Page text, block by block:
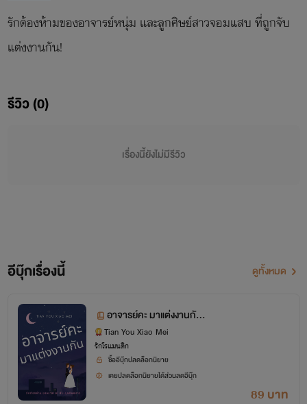
รักต้องห้ามของอาจารย์หนุ่ม และลูกศิษย์สาวจอมแสบ ที่ถูกจับ
แต่งงานกัน!
รีวิว (0)
เรื่องนี้ยังไม่มีรีวิว
อีบุ๊กเรื่องนี้ ดูทั้งหมด
อาจารย์คะ มาแต่งงานกัน!
(จบแล้ว)
Tian You Xiao Mei
รักโรแมนติก
ซื้ออีบุ๊กปลดล็อกนิยาย
เคยปลดล็อกนิยายได้ส่วนลดอีบุ๊ก
89 บาท